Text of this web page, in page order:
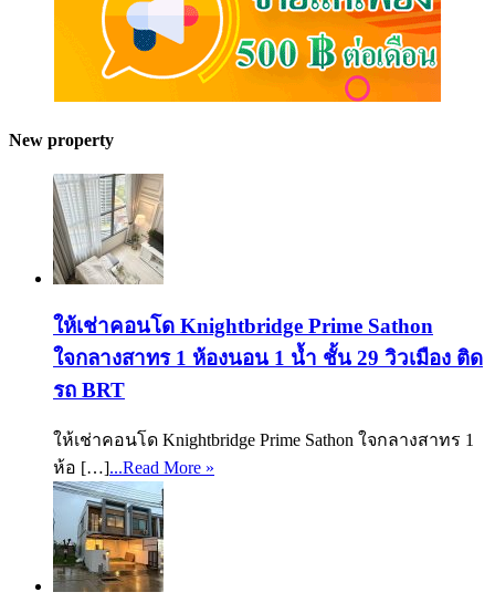
New property
ให้เช่าคอนโด Knightbridge Prime Sathon
ใจกลางสาทร 1 ห้องนอน 1 น้ำ ชั้น 29 วิวเมือง ติด
รถ BRT
ให้เช่าคอนโด Knightbridge Prime Sathon ใจกลางสาทร 1
ห้อ […]...Read More »